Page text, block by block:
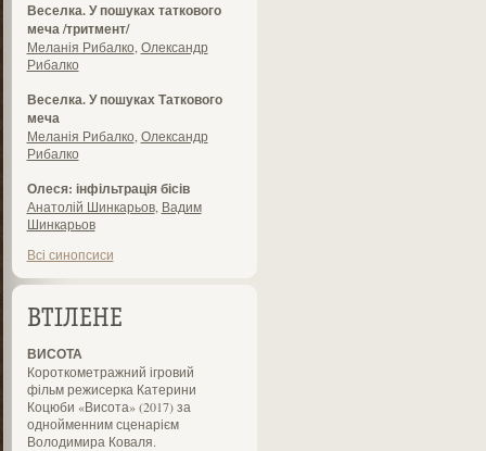
Веселка. У пошуках таткового
меча /тритмент/
Меланія Рибалко Олександр
Рибалко
Веселка. У пошуках Таткового
меча
Меланія Рибалко Олександр
Рибалко
Олеся: інфільтрація бісів
Анатолій Шинкарьов, Вадим
Шинкарьов
Всі синопсиси
ВТІЛЕНЕ
ВИСОТА
Короткометражний ігровий
фільм режисерка Катерини
Коцюби «Висота» (2017) за
однойменним сценарієм
Володимира Коваля.